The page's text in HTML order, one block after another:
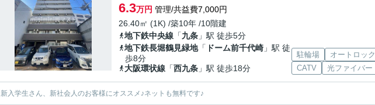
6.3万円 管理/共益費7,000円
26.40㎡ (1K) /築10年 /10階建
地下鉄中央線 「九条 」駅 徒歩5分
地下鉄長堀鶴見緑地「 ドーム前千代崎 」駅 徒
歩8分
大阪環状線 「西九条 」駅 徒歩18分
駐輪場 オートロック
CATV
光ファイバー
新入学生さん、新社会人のお客様にオススメ♪ネットも無料です♪